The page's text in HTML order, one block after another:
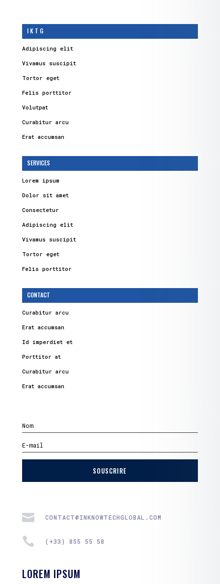
I K T G
Adipiscing elit
Vivamus suscipit
Tortor eget
Felis porttitor
Volutpat
Curabitur arcu
Erat accumsan
SERVICES
Lorem ipsum
Dolor sit amet
Consectetur
Adipiscing elit
Vivamus suscipit
Tortor eget
Felis porttitor
CONTACT
Curabitur arcu
Erat accumsan
Id imperdiet et
Porttitor at
Curabitur arcu
Erat accumsan
SOUSCRIRE
 CONTACT@INKNOWTECHGLOBAL.COM
 (+33) 855 55 58
LOREM IPSUM